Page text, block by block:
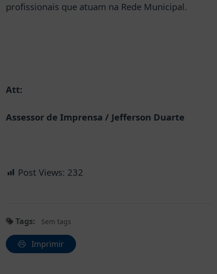
profissionais que atuam na Rede Municipal.
Att:
Assessor de Imprensa / Jefferson Duarte
Post Views: 232
Tags: Sem tags
Imprimir